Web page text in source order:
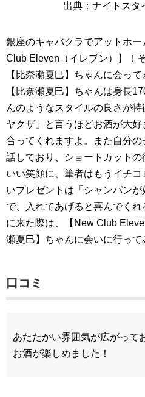
出典：ナイトスタ
銀座のキャバクラでアットホ
Club Eleven（イレブン）】！
【比奈瀬夏巳】ちゃんに会っ
【比奈瀬夏巳】ちゃんは身長
んのようなスタイルの良さが
ヤクザ」と言うほどお酒が大
合ってくれますよ。また自分
話しており、ショートカット
いい笑顔に、筆者はもうイチ
いプレゼントは「シャンパン
で、入れてあげると喜んでく
に来た際は、【New Club
瀬夏巳】ちゃんに会いに行って
口コミ
あたたかい雰囲気が広がって
お酒が楽しめました！